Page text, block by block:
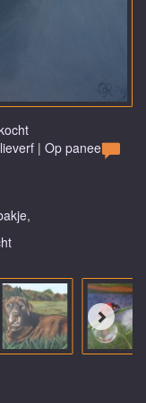
| Op paneel